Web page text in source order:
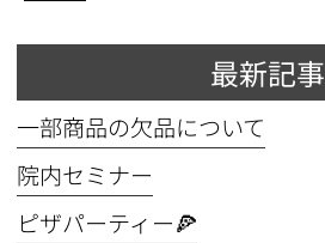
最新記事
一部商品の欠品について
院内セミナー
ピザパーティー🍕